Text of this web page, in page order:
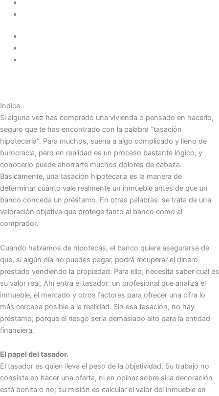
Indice
Si alguna vez has comprado una vivienda o pensado en hacerlo,
seguro que te has encontrado con la palabra “tasación
hipotecaria”. Para muchos, suena a algo complicado y lleno de
burocracia, pero en realidad es un proceso bastante lógico, y
conocerlo puede ahorrarte muchos dolores de cabeza.
Básicamente, una tasación hipotecaria es la manera de
determinar cuánto vale realmente un inmueble antes de que un
banco conceda un préstamo. En otras palabras: se trata de una
valoración objetiva que protege tanto al banco como al
comprador.
Cuando hablamos de hipotecas, el banco quiere asegurarse de
que, si algún día no puedes pagar, podrá recuperar el dinero
prestado vendiendo la propiedad. Para ello, necesita saber cuál es
su valor real. Ahí entra el tasador: un profesional que analiza el
inmueble, el mercado y otros factores para ofrecer una cifra lo
más cercana posible a la realidad. Sin esa tasación, no hay
préstamo, porque el riesgo sería demasiado alto para la entidad
financiera.
El papel del tasador.
El tasador es quien lleva el peso de la objetividad. Su trabajo no
consiste en hacer una oferta, ni en opinar sobre si la decoración
está bonita o no; su misión es calcular el valor del inmueble en